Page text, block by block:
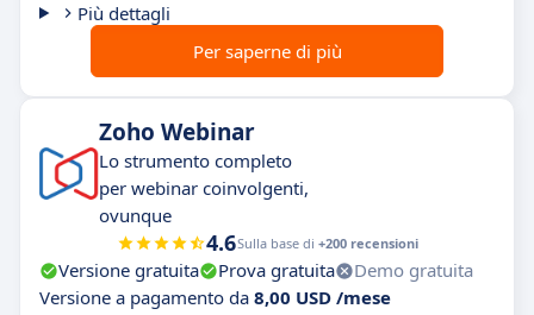
Più dettagli
Per saperne di più
Zoho Webinar
Lo strumento completo
per webinar coinvolgenti,
ovunque
4.6Sulla base di +200 recensioni
Versione gratuita Prova gratuita
Demo gratuita
Versione a pagamento da 8,00 USD /mese